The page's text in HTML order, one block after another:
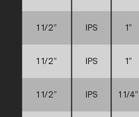
1 1/2” IPS 1”
1 1/2” IPS 1”
1 1/2” IPS 1 1/4”